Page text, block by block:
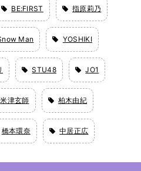
BE:FIRST 指原莉乃
Man YOSHIKI
STU48 JO1
米津玄師 柏木由紀
橋本環奈 中居正広